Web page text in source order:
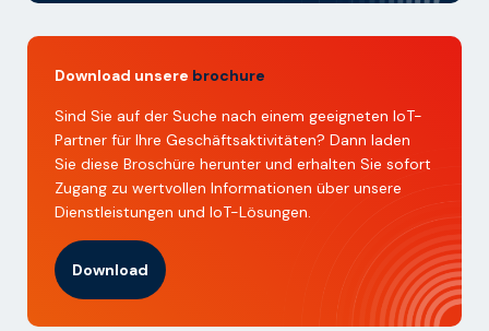
Download unsere brochure
Sind Sie auf der Suche nach einem geeigneten IoT-
Partner für Ihre Geschäftsaktivitäten? Dann laden
Sie diese Broschüre herunter und erhalten Sie sofort
Zugang zu wertvollen Informationen über unsere
Dienstleistungen und IoT-Lösungen.
Download